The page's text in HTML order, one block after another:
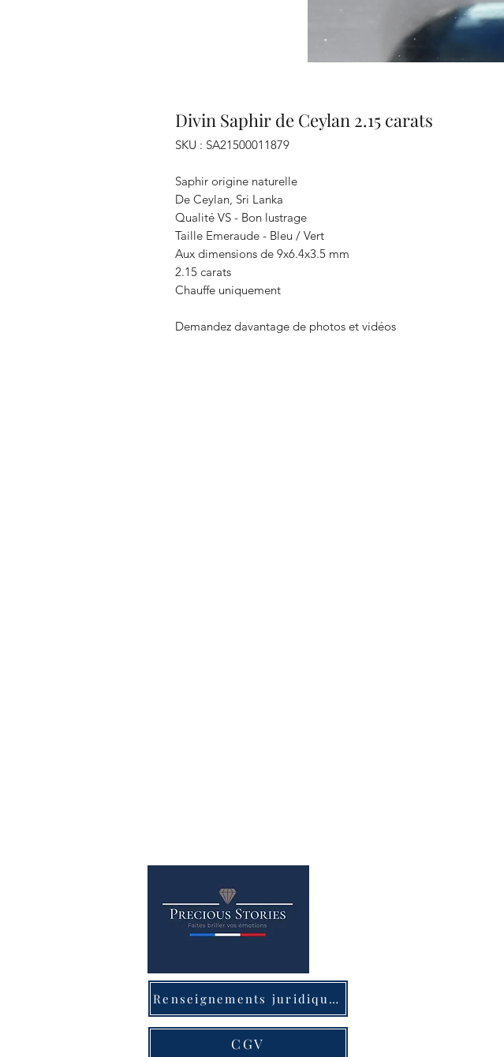
Divin Saphir de Ceylan 2.15 carats
SKU : SA21500011879
Saphir origine naturelle
De Ceylan, Sri Lanka
Qualité VS - Bon lustrage
Taille Emeraude - Bleu / Vert
Aux dimensions de 9x6.4x3.5 mm
2.15 carats
Chauffe uniquement
Demandez davantage de photos et vidéos
Renseignements juridiques
CGV